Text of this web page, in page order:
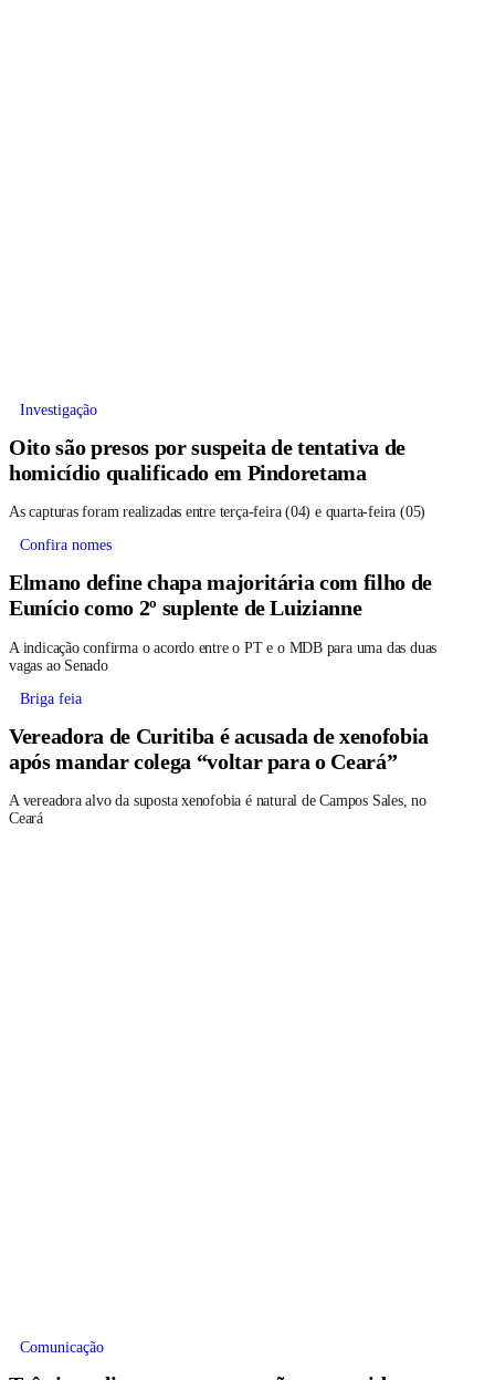
Investigação
Oito são presos por suspeita de tentativa de
homicídio qualificado em Pindoretama
As capturas foram realizadas entre terça-feira (04) e quarta-feira (05)
Confira nomes
Elmano define chapa majoritária com filho de
Eunício como 2º suplente de Luizianne
A indicação confirma o acordo entre o PT e o MDB para uma das duas
vagas ao Senado
Briga feia
Vereadora de Curitiba é acusada de xenofobia
após mandar colega “voltar para o Ceará”
A vereadora alvo da suposta xenofobia é natural de Campos Sales, no
Ceará
Comunicação